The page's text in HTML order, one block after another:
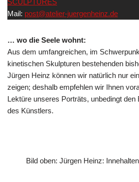
Mail: post@atelier-juergenheinz.de
… wo die Seele wohnt:
Aus dem umfangreichen, im
kinetischen Skulpturen bestehenden
Jürgen Heinz können wir natürlich nur
zeigen; deshalb empfehlen wir Ihnen
Lektüre unseres Porträts, unbedingt den
des Künstlers.
Bild oben: Jürgen Heinz: